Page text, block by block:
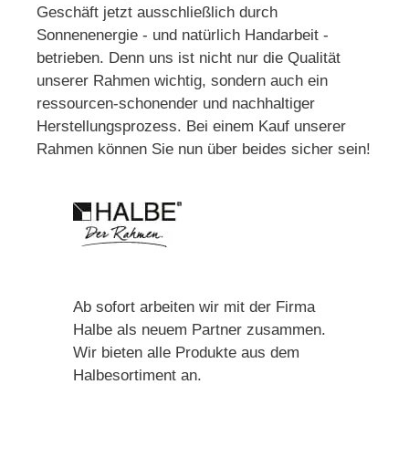
Geschäft jetzt ausschließlich durch
Sonnenenergie - und natürlich Handarbeit -
betrieben. Denn uns ist nicht nur die Qualität
unserer Rahmen wichtig, sondern auch ein
ressourcen-schonender und nachhaltiger
Herstellungsprozess. Bei einem Kauf unserer
Rahmen können Sie nun über beides sicher sein!
Ab sofort arbeiten wir mit der Firma
Halbe als neuem Partner zusammen.
Wir bieten alle Produkte aus dem
Halbesortiment an.